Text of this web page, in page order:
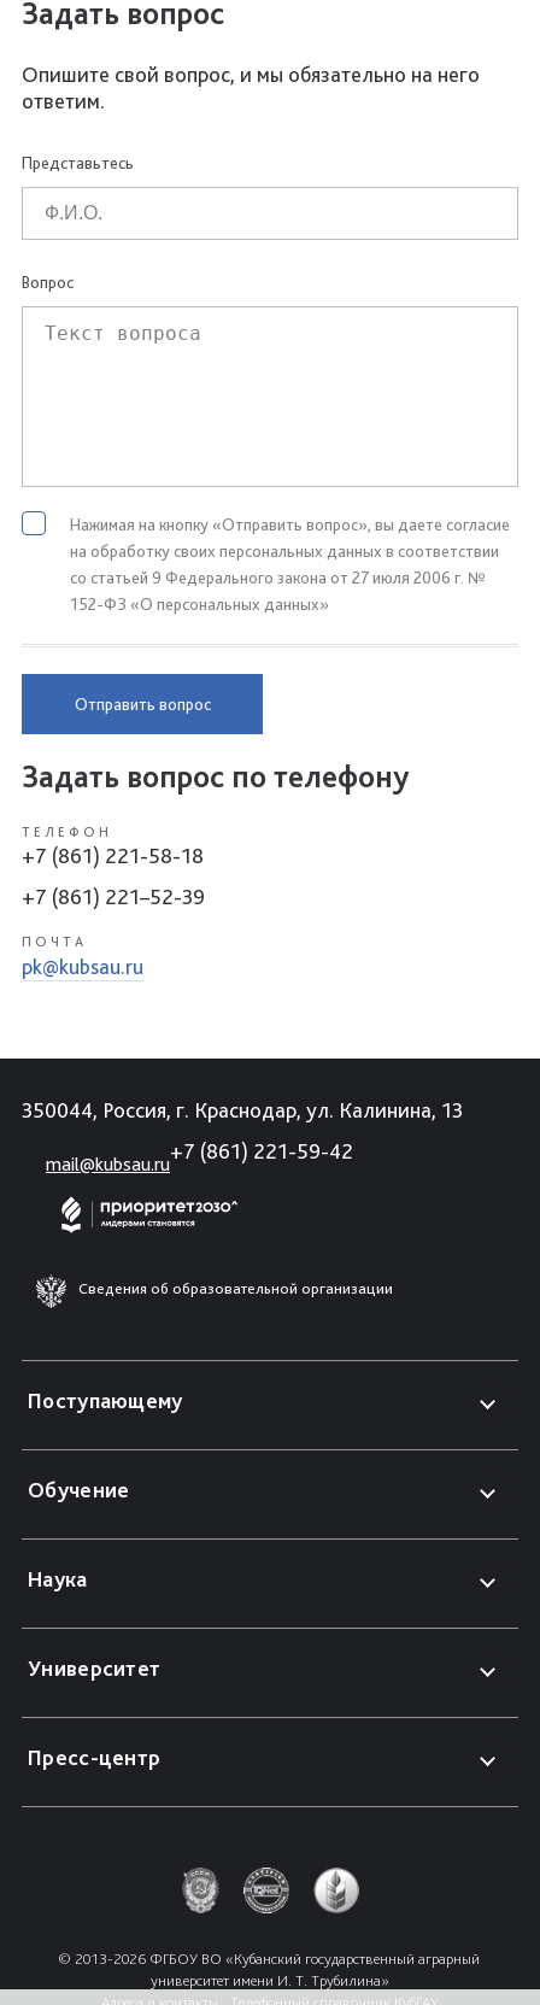
Задать вопрос
Опишите свой вопрос, и мы обязательно на него
ответим.
Представьтесь
Вопрос
Нажимая на кнопку «Отправить вопрос», вы даете согласие
на обработку своих персональных данных в соответствии
со статьей 9 Федерального закона от 27 июля 2006 г. №
152-ФЗ «О персональных данных»
Отправить вопрос
Задать вопрос по телефону
ТЕЛЕФОН
+7 (861) 221-58-18
+7 (861) 221–52-39
ПОЧТА
pk@kubsau.ru
350044, Россия, г. Краснодар, ул. Калинина, 13
mail@kubsau.ru
+7 (861) 221-59-42
Сведения об образовательной организации
Поступающему
Обучение
Наука
Университет
Пресс-центр
© 2013-2026 ФГБОУ ВО «Кубанский государственный аграрный
университет имени И. Т. Трубилина»